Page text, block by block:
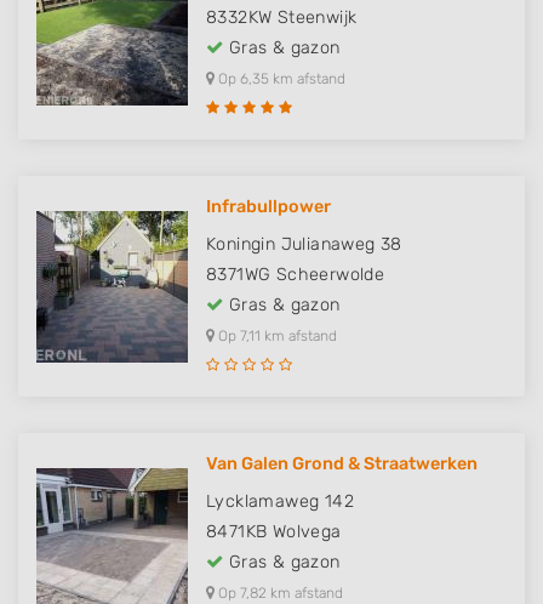
8332KW Steenwijk
Gras & gazon
Op 6,35 km afstand
Infrabullpower
Koningin Julianaweg 38
8371WG Scheerwolde
Gras & gazon
Op 7,11 km afstand
Van Galen Grond & Straatwerken
Lycklamaweg 142
8471KB Wolvega
Gras & gazon
Op 7,82 km afstand